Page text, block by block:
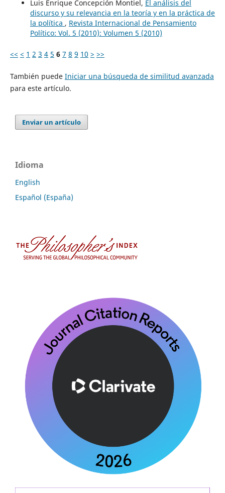
Luis Enrique Concepción Montiel, El análisis del
discurso y su relevancia en la teoría y en la práctica de
la política , Revista Internacional de Pensamiento
Político: Vol. 5 (2010): Volumen 5 (2010)
<< < 1 2 3 4 5 6 7 8 9 10 > >>
También puede Iniciar una búsqueda de similitud avanzada
para este artículo.
Enviar un artículo
Idioma
English
Español (España)